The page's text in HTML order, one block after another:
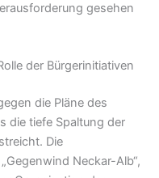
gesehen
der Bürgerinitiativen
die Pläne des
die tiefe Spaltung der
Die
Neckar-Alb“,